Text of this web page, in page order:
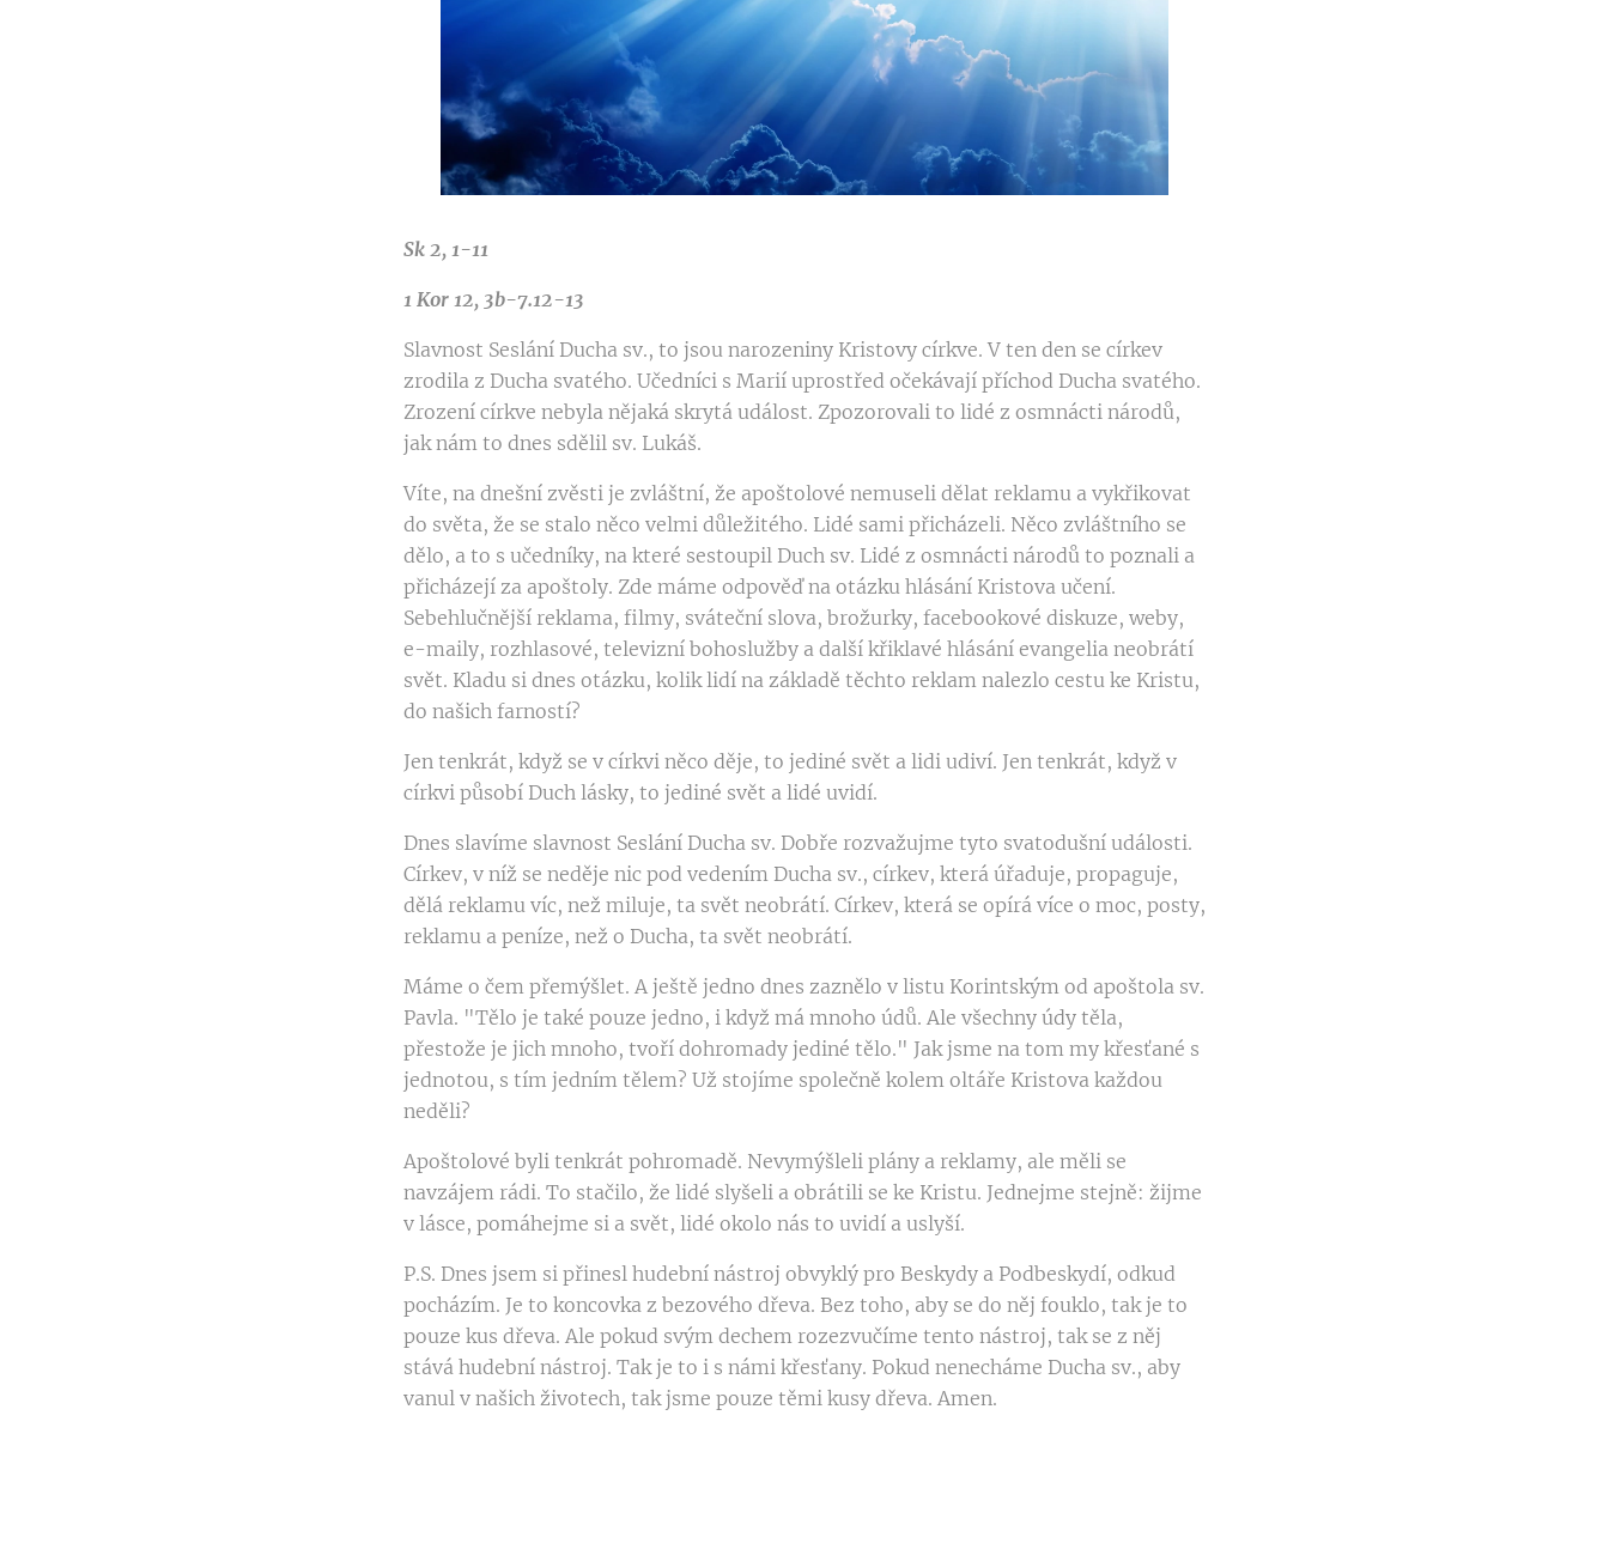
Sk 2, 1-11
1 Kor 12, 3b-7.12-13
Slavnost Seslání Ducha sv., to jsou narozeniny Kristovy církve. V ten den se církev
zrodila z Ducha svatého. Učedníci s Marií uprostřed očekávají příchod Ducha svatého.
Zrození církve nebyla nějaká skrytá událost. Zpozorovali to lidé z osmnácti národů,
jak nám to dnes sdělil sv. Lukáš.
Víte, na dnešní zvěsti je zvláštní, že apoštolové nemuseli dělat reklamu a vykřikovat
do světa, že se stalo něco velmi důležitého. Lidé sami přicházeli. Něco zvláštního se
dělo, a to s učedníky, na které sestoupil Duch sv. Lidé z osmnácti národů to poznali a
přicházejí za apoštoly. Zde máme odpověď na otázku hlásání Kristova učení.
Sebehlučnější reklama, filmy, sváteční slova, brožurky, facebookové diskuze, weby,
e-maily, rozhlasové, televizní bohoslužby a další křiklavé hlásání evangelia neobrátí
svět. Kladu si dnes otázku, kolik lidí na základě těchto reklam nalezlo cestu ke Kristu,
do našich farností?
Jen tenkrát, když se v církvi něco děje, to jediné svět a lidi udiví. Jen tenkrát, když v
církvi působí Duch lásky, to jediné svět a lidé uvidí.
Dnes slavíme slavnost Seslání Ducha sv. Dobře rozvažujme tyto svatodušní události.
Církev, v níž se neděje nic pod vedením Ducha sv., církev, která úřaduje, propaguje,
dělá reklamu víc, než miluje, ta svět neobrátí. Církev, která se opírá více o moc, posty,
reklamu a peníze, než o Ducha, ta svět neobrátí.
Máme o čem přemýšlet. A ještě jedno dnes zaznělo v listu Korintským od apoštola sv.
Pavla. "Tělo je také pouze jedno, i když má mnoho údů. Ale všechny údy těla,
přestože je jich mnoho, tvoří dohromady jediné tělo." Jak jsme na tom my křesťané s
jednotou, s tím jedním tělem? Už stojíme společně kolem oltáře Kristova každou
neděli?
Apoštolové byli tenkrát pohromadě. Nevymýšleli plány a reklamy, ale měli se
navzájem rádi. To stačilo, že lidé slyšeli a obrátili se ke Kristu. Jednejme stejně: žijme
v lásce, pomáhejme si a svět, lidé okolo nás to uvidí a uslyší.
P.S. Dnes jsem si přinesl hudební nástroj obvyklý pro Beskydy a Podbeskydí, odkud
pocházím. Je to koncovka z bezového dřeva. Bez toho, aby se do něj fouklo, tak je to
pouze kus dřeva. Ale pokud svým dechem rozezvučíme tento nástroj, tak se z něj
stává hudební nástroj. Tak je to i s námi křesťany. Pokud nenecháme Ducha sv., aby
vanul v našich životech, tak jsme pouze těmi kusy dřeva. Amen.